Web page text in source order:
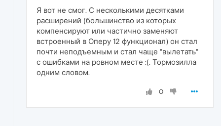
Я вот не смог. С несколькими десятками
расширений (большинство из которых
компенсируют или частично заменяют
встроенный в Оперу 12 функционал) он стал
почти неподъемным и стал чаще "вылетать"
с ошибками на ровном месте :(. Тормозилла
одним словом.
0